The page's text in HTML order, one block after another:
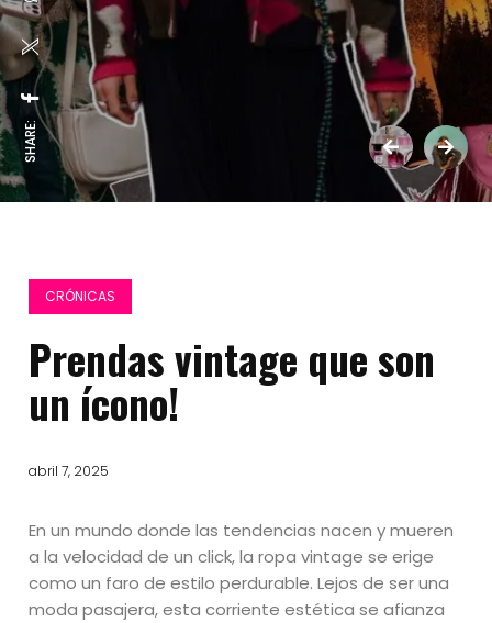
SHARE:
CRÓNICAS
Prendas vintage que son
un ícono!
abril 7, 2025
En un mundo donde las tendencias nacen y mueren
a la velocidad de un click, la ropa vintage se erige
como un faro de estilo perdurable. Lejos de ser una
moda pasajera, esta corriente estética se afianza